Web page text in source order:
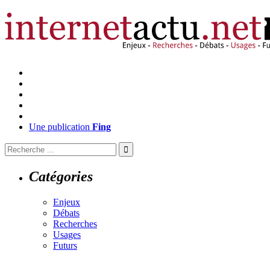
Une publication Fing
Catégories
Enjeux
Débats
Recherches
Usages
Futurs